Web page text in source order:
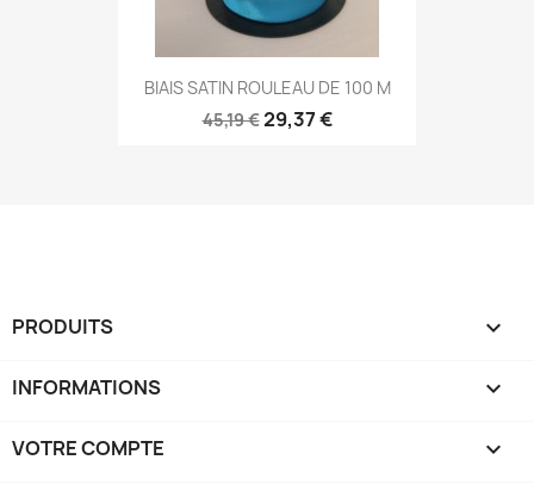
BIAIS SATIN ROULEAU DE 100 M
45,19 €29,37 €
PRODUITS 
INFORMATIONS 
VOTRE COMPTE 